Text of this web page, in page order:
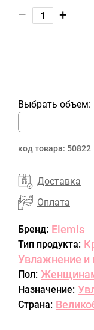
– +
Выбрать объем:
код товара: 50822
Доставка
Оплата
Бренд: Elemis
Тип продукта:
Увлажнение и
Пол:
Назначение:
Страна: